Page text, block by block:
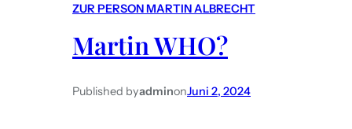
C
H
R
ZUR PERSON MARTIN ALBRECHT
Martin WHO?
Published byadminonJuni 2, 2024